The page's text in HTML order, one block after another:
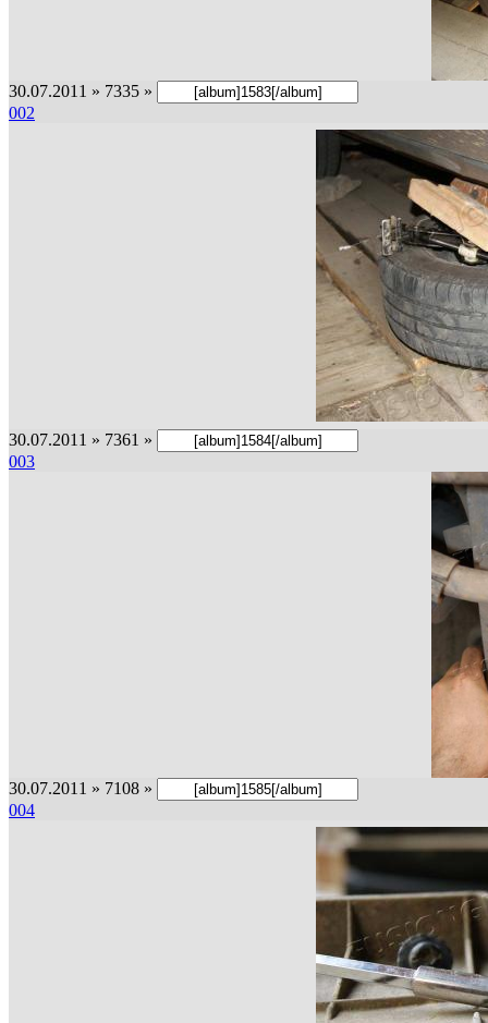
30.07.2011 » 7335 »
002
30.07.2011 » 7361 »
003
30.07.2011 » 7108 »
004